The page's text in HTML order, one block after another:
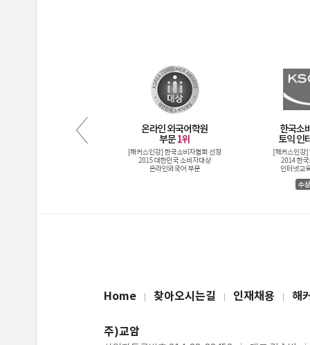
Home 찾아오시는길 인재채용 해
주)교암